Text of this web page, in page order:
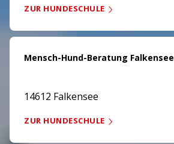
ZUR HUNDESCHULE
Mensch-Hund-Beratung Falkensee
14612 Falkensee
ZUR HUNDESCHULE